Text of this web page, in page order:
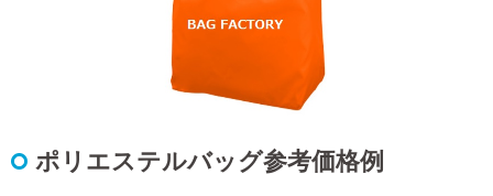
ポリエステルバッグ参考価格例